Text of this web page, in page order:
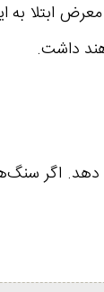
ابتلا به
داشت.
اگر